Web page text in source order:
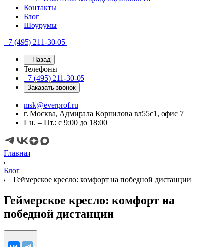
Контакты
Блог
Шоурумы
+7 (495) 211-30-05
Назад
Телефоны
+7 (495) 211-30-05
Заказать звонок
msk@everprof.ru
г. Москва, Адмирала Корнилова вл55с1, офис 7
Пн. – Пт.: с 9:00 до 18:00
Главная
Блог
Геймерское кресло: комфорт на победной дистанции
Геймерское кресло: комфорт на
победной дистанции